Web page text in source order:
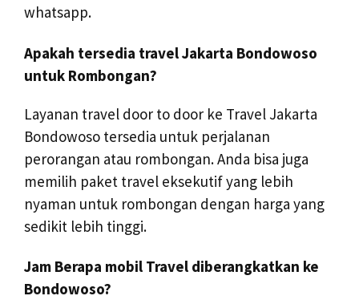
whatsapp.
Apakah tersedia travel Jakarta Bondowoso
untuk Rombongan?
Layanan travel door to door ke Travel Jakarta
Bondowoso tersedia untuk perjalanan
perorangan atau rombongan. Anda bisa juga
memilih paket travel eksekutif yang lebih
nyaman untuk rombongan dengan harga yang
sedikit lebih tinggi.
Jam Berapa mobil Travel diberangkatkan ke
Bondowoso?